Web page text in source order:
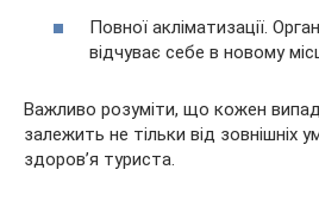
Повної акліматизації.
відчуває себе в новому
Важливо розуміти, що кожен
залежить не тільки від зовнішніх
здоров’я туриста.